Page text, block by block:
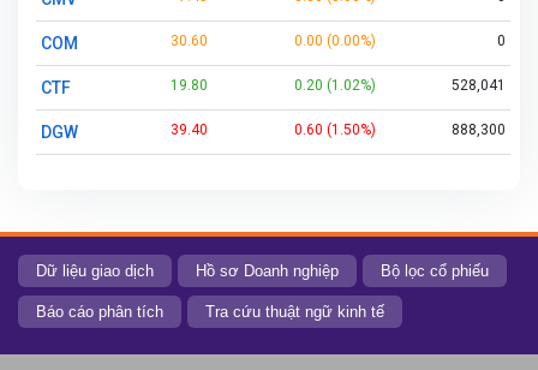
COM 30.60 0.00 (0.00%) 0
CTF 19.80 0.20 (1.02%) 528,041
DGW 39.40 0.60 (1.50%) 888,300
FRT 132.00 0.10 (0.08%) 451,000
GCB 5.80 0.00 (0.00%)
HAX 9.09 0.02 (0.22%) 211,600
Dữ liệu giao dịch Hồ sơ Doanh nghiệp Bộ lọc cổ phiếu
Báo cáo phân tích Tra cứu thuật ngữ kinh tế